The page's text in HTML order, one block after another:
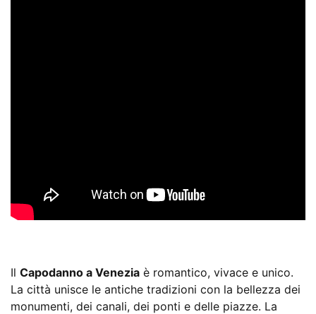
Il Capodanno a Venezia è romantico, vivace e unico.
La città unisce le antiche tradizioni con la bellezza dei
monumenti, dei canali, dei ponti e delle piazze. La